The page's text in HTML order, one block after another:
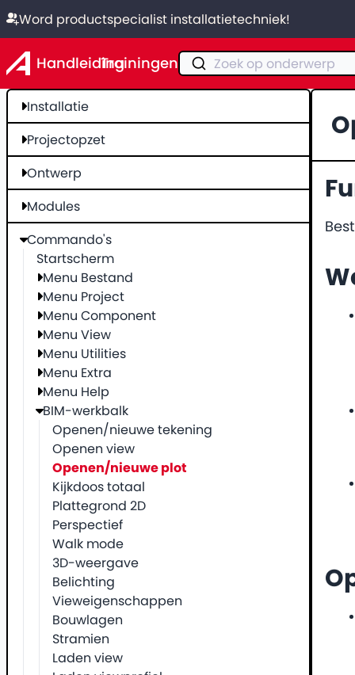
Word productspecialist installatietechniek!
HandleidingTrainingen Zoek op onderwerp
Installatie
Projectopzet
Ontwerp
Modules
Commando's
Startscherm
Menu Bestand
Menu Project
Menu Component
Menu View
Menu Utilities
Menu Extra
Menu Help
BIM-werkbalk
Openen/nieuwe tekening
Openen view
Openen/nieuwe plot
Kijkdoos totaal
Plattegrond 2D
Perspectief
Walk mode
3D-weergave
Belichting
Vieweigenschappen
Bouwlagen
Stramien
Laden view